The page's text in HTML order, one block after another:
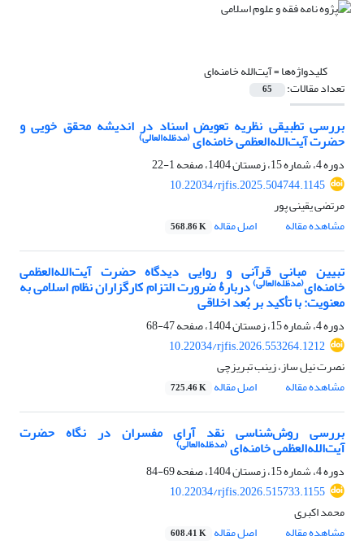
کلیدواژه‌ها =آیت‌الله خامنه‌ای
تعداد مقالات: 65
بررسی تطبیقی نظریه تعویض اسناد در اندیشه محقق خویی و
حضرت آیت‌الله‌العظمی خامنه‌ای(مدظله‌العالی)
دوره 4، شماره 15، زمستان 1404، صفحه
1-22
10.22034/rjfis.2025.504744.1145
مرتضی یقینی پور
مشاهده مقاله
اصل مقاله 568.86 K
تبیین مبانی قرآنی و روایی دیدگاه حضرت آیت‌الله‌العظمی
خامنه‌ای(مدظله‌العالی)دربارۀ ضرورت التزام کارگزاران نظام اسلامی به
معنویت: با تأکید بر بُعد اخلاقی
دوره 4، شماره 15، زمستان 1404، صفحه
47-68
10.22034/rjfis.2026.553264.1212
نصرت نیل ساز، زینب تبریزچی
مشاهده مقاله
اصل مقاله 725.46 K
بررسی روش‌شناسی نقد آرای مفسران در نگاه حضرت
آیت‌الله‌العظمی خامنه‌ای(مدظله‌العالی)
دوره 4، شماره 15، زمستان 1404، صفحه
69-84
10.22034/rjfis.2026.515733.1155
محمد اکبری
مشاهده مقاله
اصل مقاله 608.41 K